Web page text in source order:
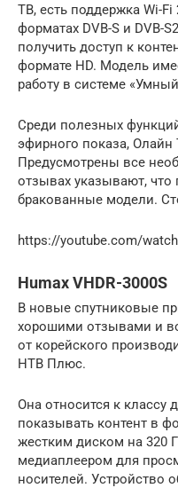
ТВ, есть поддержка Wi-Fi
форматах DVB-S и DVB-
получить доступ к
формате HD. Модель
работу в системе
Среди полезных
эфирного показа,
Предусмотрены все
отзывах указывают, что
бракованные модели.
https://youtube.com/
Humax VHDR-3000S
В новые спутниковые
хорошими отзывами и
от корейского
НТВ Плюс.
Она относится к классу
показывать контент в
жестким диском на 320
медиаплеером для
носителей. Устройство